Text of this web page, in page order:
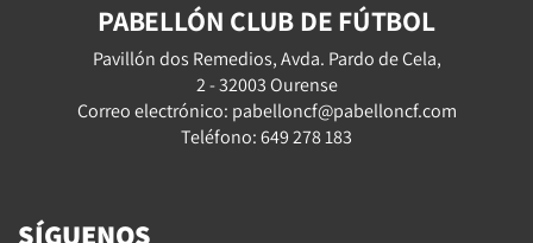
PABELLÓN CLUB DE FÚTBOL
Pavillón dos Remedios, Avda. Pardo de Cela,
2 - 32003 Ourense
Correo electrónico: pabelloncf@pabelloncf.com
Teléfono: 649 278 183
SÍGUENOS